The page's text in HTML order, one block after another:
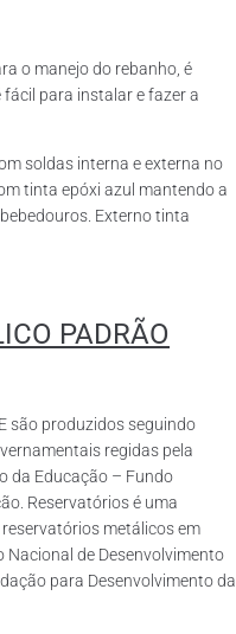
o manejo do rebanho, é
fácil para instalar e fazer a
soldas interna e externa no
tinta epóxi azul mantendo a
Externo tinta
PADRÃO
são produzidos seguindo
regidas pela
da Educação – Fundo
Reservatórios é uma
metálicos em
Nacional de Desenvolvimento
para Desenvolvimento da